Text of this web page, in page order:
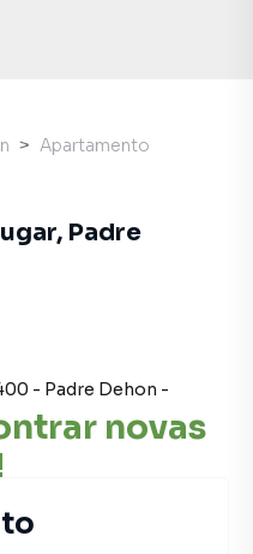
novas
mas você pode
deixar seu contato para
Apartamento
Padre
- Padre Dehon -